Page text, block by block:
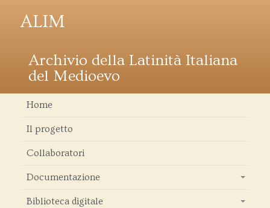
ALIM
Archivio della Latinità Italiana
del Medioevo
Home
Il progetto
Collaboratori
Documentazione
Biblioteca digitale